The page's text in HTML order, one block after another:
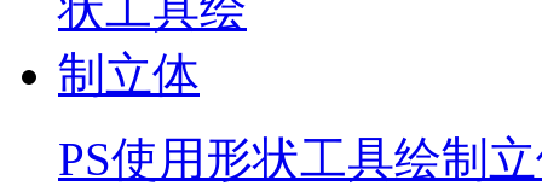
PS使用形状工具绘制